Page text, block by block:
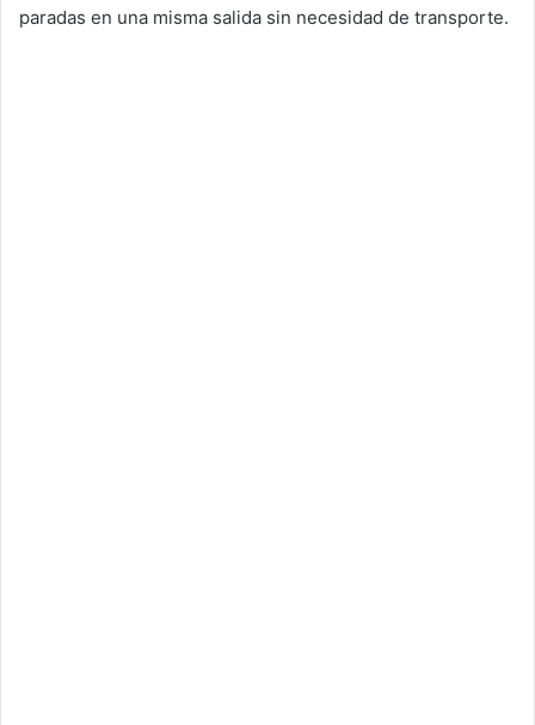
paradas en una misma salida sin necesidad de transporte.